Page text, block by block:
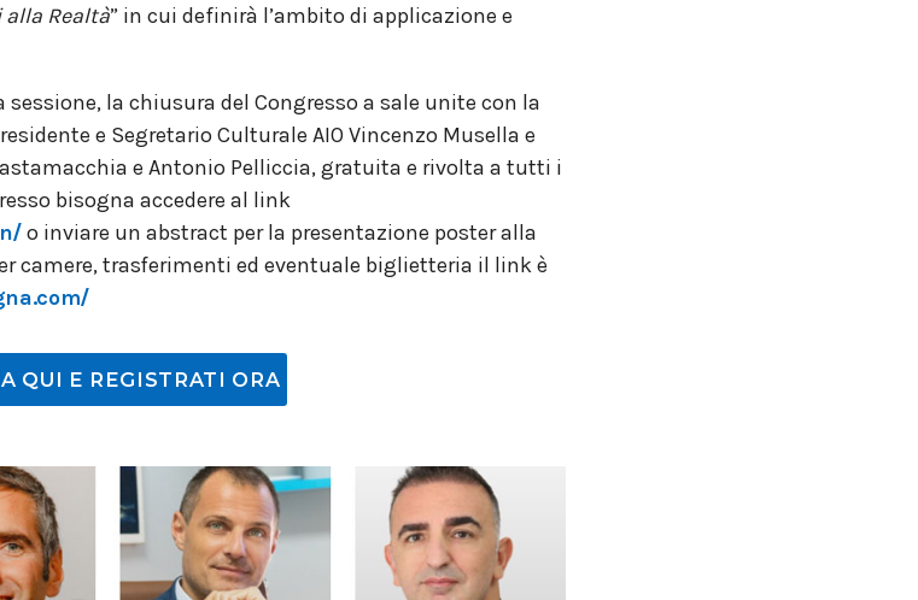
Realtà” in cui definirà l’ambito di applicazione e
sessione, la chiusura del Congresso a sale unite con la
e Segretario Culturale AIO Vincenzo Musella e
e Antonio Pelliccia, gratuita e rivolta a tutti i
bisogna accedere al link
o inviare un abstract per la presentazione poster alla
camere, trasferimenti ed eventuale biglietteria il link è
QUI E REGISTRATI ORA